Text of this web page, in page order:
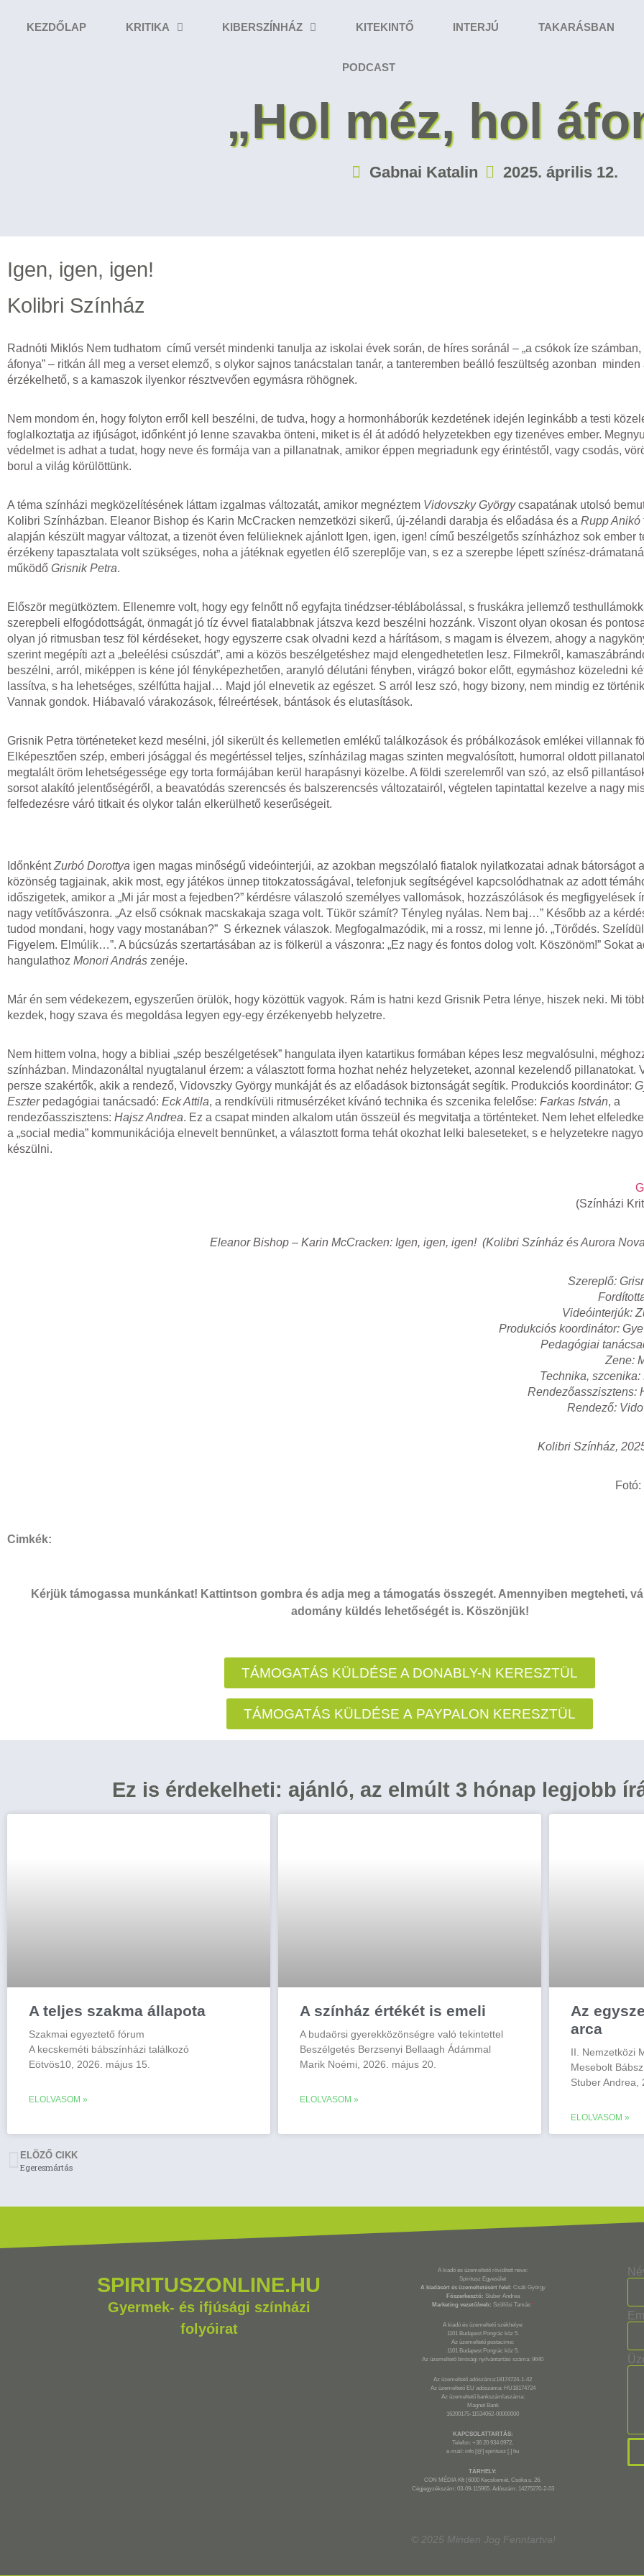
KEZDŐLAP KRITIKA KIBERSZÍNHÁZ KITEKINTŐ INTERJÚ TAKARÁSBAN
PODCAST
„Hol méz, hol
Gabnai Katalin 2025. április 12.
Igen, igen, igen!
Kolibri Színház
Radnóti Miklós Nem tudhatom című versét mindenki tanulja az iskolai évek során, de híres soránál – „a csókok íze számban,
áfonya” – ritkán áll meg a verset elemző, s olykor sajnos tanácstalan tanár, a tanteremben beálló feszültség azonban minden
érzékelhető, s a kamaszok ilyenkor résztvevően egymásra röhögnek.
Nem mondom én, hogy folyton erről kell beszélni, de tudva, hogy a hormonháborúk kezdetének idején leginkább a testi
foglalkoztatja az ifjúságot, időnként jó lenne szavakba önteni, miket is él át adódó helyzetekben egy tizenéves ember.
védelmet is adhat a tudat, hogy neve és formája van a pillanatnak, amikor éppen megriadunk egy érintéstől, vagy csodás,
borul a világ körülöttünk.
A téma színházi megközelítésének láttam izgalmas változatát, amikor megnéztem Vidovszky Györgycsapatának utolsó
Kolibri Színházban. Eleanor Bishop és Karin McCracken nemzetközi sikerű, új-zélandi darabja és előadása és a Rupp Anikó
alapján készült magyar változat, a tizenöt éven felülieknek ajánlott Igen, igen, igen! című beszélgetős színházhoz sok ember
érzékeny tapasztalata volt szükséges, noha a játéknak egyetlen élő szereplője van, s ez a szerepbe lépett színész-
működő Grisnik Petra.
Először megütköztem. Ellenemre volt, hogy egy felnőtt nő egyfajta tinédzser-téblábolással, s fruskákra jellemző
szerepbeli elfogódottságát, önmagát jó tíz évvel fiatalabbnak játszva kezd beszélni hozzánk. Viszont olyan okosan és
olyan jó ritmusban tesz föl kérdéseket, hogy egyszerre csak olvadni kezd a hárításom, s magam is élvezem, ahogy a
szerint megépíti azt a „beleélési csúszdát”, ami a közös beszélgetéshez majd elengedhetetlen lesz. Filmekről,
beszélni, arról, miképpen is kéne jól fényképezhetően, aranyló délutáni fényben, virágzó bokor előtt, egymáshoz közeledni
lassítva, s ha lehetséges, szélfútta hajjal… Majd jól elnevetik az egészet. S arról lesz szó, hogy bizony, nem mindig ez
Vannak gondok. Hiábavaló várakozások, félreértések, bántások és elutasítások.
Grisnik Petra történeteket kezd mesélni, jól sikerült és kellemetlen emlékű találkozások és próbálkozások emlékei villannak
Elképesztően szép, emberi jósággal és megértéssel teljes, színházilag magas szinten megvalósított, humorral oldott
megtalált öröm lehetségessége egy torta formájában kerül harapásnyi közelbe. A földi szerelemről van szó, az első
sorsot alakító jelentőségéről, a beavatódás szerencsés és balszerencsés változatairól, végtelen tapintattal kezelve a nagy
felfedezésre váró titkait és olykor talán elkerülhető keserűségeit.
IdőnkéntZurbó Dorottya igen magas minőségű videóinterjúi, az azokban megszólaló fiatalok nyilatkozatai adnak bátorságot
közönség tagjainak, akik most, egy játékos ünnep titokzatosságával, telefonjuk segítségével kapcsolódhatnak az adott
időszigetek, amikor a „Mi jár most a fejedben?” kérdésre válaszoló személyes vallomások, hozzászólások és megfigyelések
nagy vetítővászonra. „Az első csóknak macskakaja szaga volt. Tükör számít? Tényleg nyálas. Nem baj…” Később az a
tudod mondani, hogy vagy mostanában?” S érkeznek válaszok. Megfogalmazódik, mi a rossz, mi lenne jó. „Törődés.
Figyelem. Elmúlik…”. A búcsúzás szertartásában az is fölkerül a vászonra: „Ez nagy és fontos dolog volt. Köszönöm!” Sokat
hangulathoz Monori András zenéje.
Már én sem védekezem, egyszerűen örülök, hogy közöttük vagyok. Rám is hatni kezd Grisnik Petra lénye, hiszek neki. Mi
kezdek, hogy szava és megoldása legyen egy-egy érzékenyebb helyzetre.
Nem hittem volna, hogy a bibliai „szép beszélgetések” hangulata ilyen katartikus formában képes lesz megvalósulni,
színházban. Mindazonáltal nyugtalanul érzem: a választott forma hozhat nehéz helyzeteket, azonnal kezelendő pillanatokat.
persze szakértők, akik a rendező, Vidovszky György munkáját és az előadások biztonságát segítik. Produkciós koordinátor:
Eszterpedagógiai tanácsadó: Eck Attila, a rendkívüli ritmusérzéket kívánó technika és szcenika felelőse: Farkas István, a
rendezőasszisztens: Hajsz Andrea. Ez a csapat minden alkalom után összeül és megvitatja a történteket. Nem lehet
a „social media” kommunikációja elnevelt bennünket, a választott forma tehát okozhat lelki baleseteket, s e helyzetekre
készülni.
(Színházi
Eleanor Bishop – Karin McCracken: Igen, igen, igen! (Kolibri Színház és Aurora
Szereplő:
Videóinterjúk:
Produkciós koordinátor:
Pedagógiai
Zene:
Technika, szcenika:
Rendezőasszisztens:
Rendező:
Kolibri Színház,
Cimkék:
Kérjük támogassa munkánkat! Kattintson gombra és adja meg a támogatás összegét. Amennyiben megteheti,
adomány küldés lehetőségét is. Köszönjük!
TÁMOGATÁS KÜLDÉSE A DONABLY-N KERESZTÜL
TÁMOGATÁS KÜLDÉSE A PAYPALON KERESZTÜL
Ez is érdekelheti: ajánló, az elmúlt 3 hónap legjobb
A teljes szakma állapota
Szakmai egyeztető fórum
A kecskeméti bábszínházi találkozó
Eötvös10, 2026. május 15.
ELOLVASOM »
A színház értékét is emeli
A budaörsi gyerekközönségre való tekintettel
Beszélgetés Berzsenyi Bellaagh Ádámmal
Marik Noémi, 2026. május 20.
ELOLVASOM »
Az
arca
II. Nemzetközi
Mesebolt
Stuber Andrea,
ELOLVASOM »
ELÖZŐ CIKK
Egeresmártás
SPIRITUSZONLINE.HU
Gyermek- és ifjúsági színházi
folyóirat
A kiadó és üzemeltető rövidített neve:
Spiritusz Egyesület
A kiadásért és üzemeltetésért felel: Csák György
Főszerkesztő: Stuber Andrea
Marketing vezető/web: Szöllősi Tamás *
A kiadó és üzemeltető székhelye:
1101 Budapest Pongrác köz 5.
Az üzemeltető postacíme:
1101 Budapest Pongrác köz 5.
Az üzemeltető bírósági nyilvántartási száma: 9640
Az üzemeltető adószáma:18174724-1-42
Az üzemeltető EU adószáma: HU18174724
Az üzemeltető bankszámlaszáma:
Magnet Bank
16200175-11534062-00000000
KAPCSOLATTARTÁS:
Telefon: +36 20 934 0972,
e-mail: info [@] spiritusz [.] hu
TÁRHELY:
CON MÉDIA Kft (6000 Kecskemét, Csóka u. 26.
Cégjegyzékszám: 03-09-115965. Adószám: 14275270-2-03
© 2025 Minden Jog Fenntartva!